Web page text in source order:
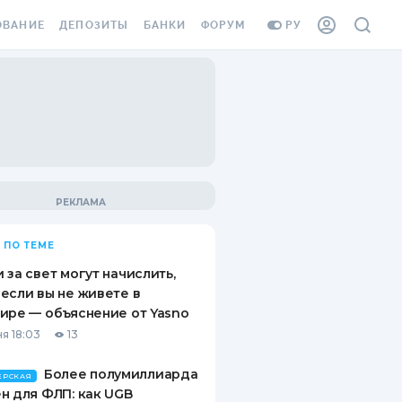
РУ
ВИНЬЕТКА
СОТРУДНИКОВ
ОТ
СЛУЧАЕВ
ДЕПОЗИТЫ
ВОПРОСЫ И ОТВЕТЫ
ПУТЕВОДИТЕЛИ ПО
СБЕРЕЖЕНИЯМ
БАНКИ ФОРУМ
ПО ТЕМЕ
за свет могут начислить,
вы не живете в
— объяснение от Yasno
18:03 13
Более полумиллиарда
для ФЛП: как UGB